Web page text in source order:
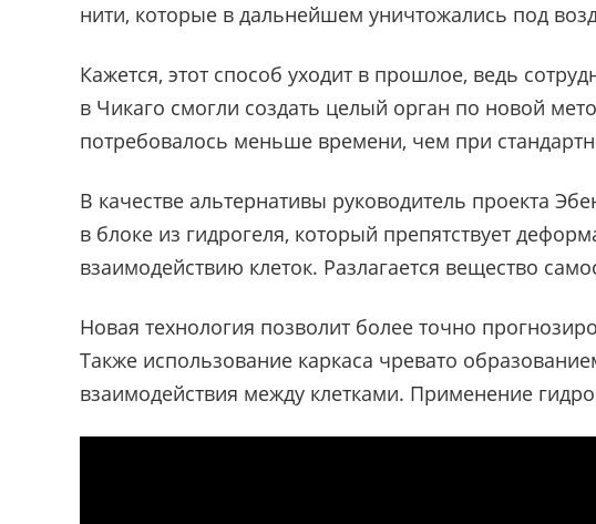
нити, которые в дальнейшем уничтожались под
Кажется, этот способ уходит в прошлое, ведь
в Чикаго смогли создать целый орган по новой
потребовалось меньше времени, чем при
В качестве альтернативы руководитель проекта
в блоке из гидрогеля, который препятствует
взаимодействию клеток. Разлагается вещество
Новая технология позволит более точно
Также использование каркаса чревато
взаимодействия между клетками. Применение